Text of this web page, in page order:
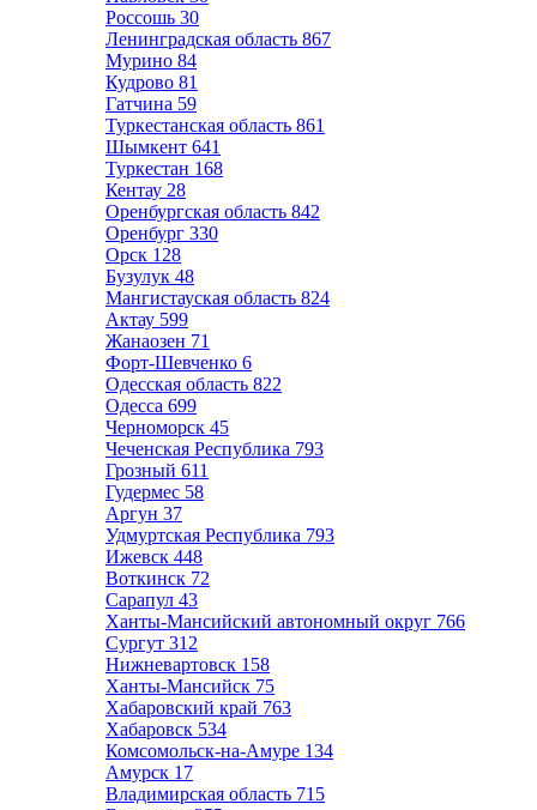
Россошь 30
Ленинградская область 867
Мурино 84
Кудрово 81
Гатчина 59
Туркестанская область 861
Шымкент 641
Туркестан 168
Кентау 28
Оренбургская область 842
Оренбург 330
Орск 128
Бузулук 48
Мангистауская область 824
Актау 599
Жанаозен 71
Форт-Шевченко 6
Одесская область 822
Одесса 699
Черноморск 45
Чеченская Республика 793
Грозный 611
Гудермес 58
Аргун 37
Удмуртская Республика 793
Ижевск 448
Воткинск 72
Сарапул 43
Ханты-Мансийский автономный округ 766
Сургут 312
Нижневартовск 158
Ханты-Мансийск 75
Хабаровский край 763
Хабаровск 534
Комсомольск-на-Амуре 134
Амурск 17
Владимирская область 715